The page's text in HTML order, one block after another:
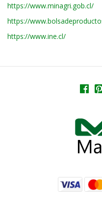
https://www.minagri.gob.cl/
https://
https://www.ine.cl/